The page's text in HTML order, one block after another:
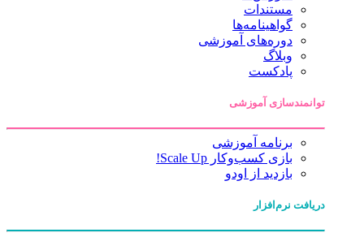
مستندات
گواهینامه‌ها
دوره‌های آموزشی
وبلاگ
پادکست
توانمندسازی آموزشی
برنامه آموزشی
بازی کسب‌وکار Scale Up!
بازدید از اودو
دریافت نرم‌افزار